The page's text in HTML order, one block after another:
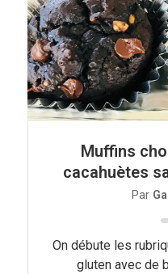
Muffins
cacahuètes
Par
On débute les
gluten avec de